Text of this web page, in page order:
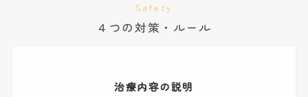
Safety
４つの対策・ルール
治療内容の説明